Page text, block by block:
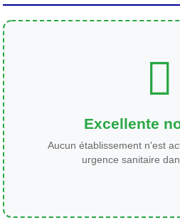
Excellente
Aucun établissement n'est
urgence sanitaire